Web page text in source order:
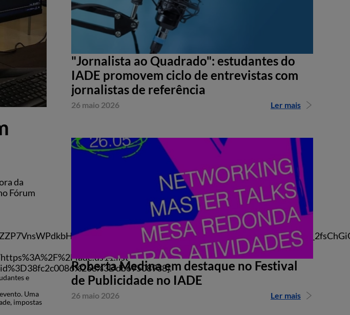
da
Fórum
e
Uma
impostas
"Jornalista ao Quadrado": estudantes do
IADE promovem ciclo de entrevistas com
jornalistas de referência
26 maio 2026 Ler mais
Roberta Medina em destaque no Festival
de Publicidade no IADE
26 maio 2026 Ler mais